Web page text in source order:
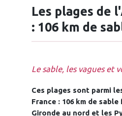
Les plages de
: 106 km de
Le sable, les vagues et
Ces plages sont parmi
France : 106 km de
Gironde au nord et les